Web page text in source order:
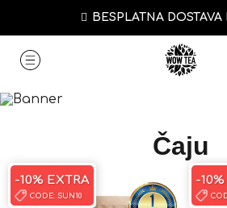
BESPLATNA
Čaju
-10% EXTRA
CODE: SUN10
-